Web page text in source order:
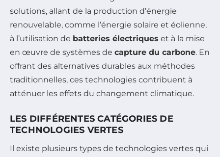
solutions, allant de la production d’énergie
renouvelable, comme l’énergie solaire et éolienne,
à l’utilisation de batteries électriques et à la mise
en œuvre de systèmes de capture du carbone. En
offrant des alternatives durables aux méthodes
traditionnelles, ces technologies contribuent à
atténuer les effets du changement climatique.
LES DIFFÉRENTES CATÉGORIES DE
TECHNOLOGIES VERTES
Il existe plusieurs types de technologies vertes qui